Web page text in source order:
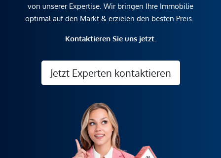
von unserer Expertise. Wir bringen Ihre Immobilie
optimal auf den Markt & erzielen den besten Preis.
Kontaktieren Sie uns jetzt.
Jetzt Experten kontaktieren